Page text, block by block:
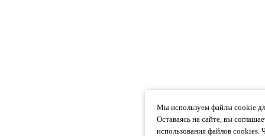
Мы используем файлы cookie
Оставаясь на сайте, вы
использования файлов cookies.